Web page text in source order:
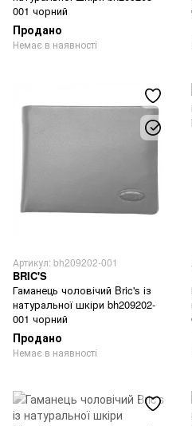
001 чорний
Продано
Немає в наявності
Артикул: bh209202-001
BRIC'S
Гаманець чоловічий Bric's із
натуральної шкіри bh209202-
001 чорний
Продано
Немає в наявності